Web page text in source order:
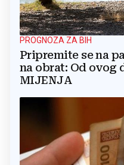
PROGNOZA ZA BIH
Pripremite se na
na obrat: Od ovog
MIJENJA